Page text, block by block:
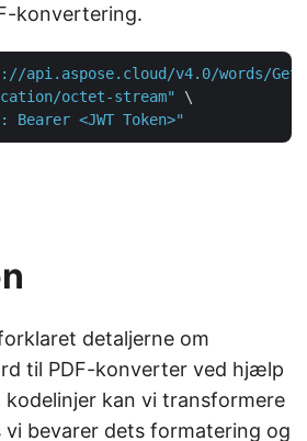
konvertering.
api.aspose.cloud/v4.0/words/
octet-stream"
\
<JWT Token>"
detaljerne om
til PDF-konverter ved hjælp
kodelinjer kan vi transformere
vi bevarer dets formatering og